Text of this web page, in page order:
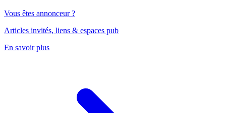
Vous êtes annonceur ?
Articles invités, liens & espaces pub
En savoir plus